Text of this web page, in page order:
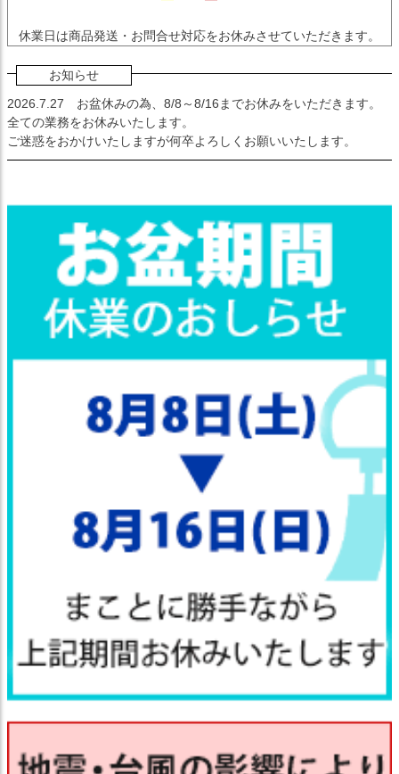
休業日は商品発送・お問合せ対応をお休みさせていただきます。
お知らせ
2026.7.27 お盆休みの為、8/8～8/16までお休みをいただきます。
全ての業務をお休みいたします。
ご迷惑をおかけいたしますが何卒よろしくお願いいたします。